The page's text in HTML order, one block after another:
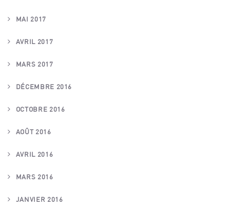
MAI 2017
AVRIL 2017
MARS 2017
DÉCEMBRE 2016
OCTOBRE 2016
AOÛT 2016
AVRIL 2016
MARS 2016
JANVIER 2016